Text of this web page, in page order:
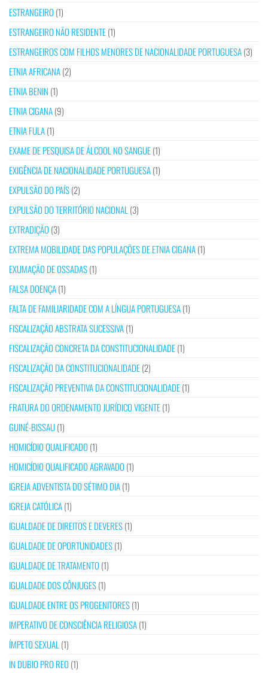
ESTRANGEIRO (1)
ESTRANGEIRO NÃO RESIDENTE(1)
ESTRANGEIROS COM FILHOS MENORES DE NACIONALIDADE PORTUGUESA(3)
ETNIA AFRICANA(2)
ETNIA BENIN (1)
ETNIA CIGANA(9)
ETNIA FULA(1)
EXAME DE PESQUISA DE ÁLCOOL NO SANGUE(1)
EXIGÊNCIA DE NACIONALIDADE PORTUGUESA(1)
EXPULSÃO DO PAÍS(2)
EXPULSÃO DO TERRITÓRIO NACIONAL (3)
EXTRADIÇÃO (3)
EXTREMA MOBILIDADE DAS POPULAÇÕES DE ETNIA CIGANA(1)
EXUMAÇÃO DE OSSADAS(1)
FALSA DOENÇA(1)
FALTA DE FAMILIARIDADE COM A LÍNGUA PORTUGUESA(1)
FISCALIZAÇÃO ABSTRATA SUCESSIVA(1)
FISCALIZAÇÃO CONCRETA DA CONSTITUCIONALIDADE(1)
FISCALIZAÇÃO DA CONSTITUCIONALIDADE(2)
FISCALIZAÇÃO PREVENTIVA DA CONSTITUCIONALIDADE(1)
FRATURA DO ORDENAMENTO JURÍDICO VIGENTE(1)
GUINÉ-BISSAU(1)
HOMICÍDIO QUALIFICADO (1)
HOMICÍDIO QUALIFICADO AGRAVADO (1)
IGREJA ADVENTISTA DO SÉTIMO DIA(1)
IGREJA CATÓLICA(1)
IGUALDADE DE DIREITOS E DEVERES(1)
IGUALDADE DE OPORTUNIDADES(1)
IGUALDADE DE TRATAMENTO (1)
IGUALDADE DOS CÔNJUGES(1)
IGUALDADE ENTRE OS PROGENITORES(1)
IMPERATIVO DE CONSCIÊNCIA RELIGIOSA(1)
ÍMPETO SEXUAL (1)
IN DUBIO PRO REO (1)